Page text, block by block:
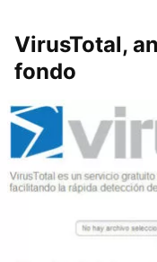
VirusTotal,
fondo